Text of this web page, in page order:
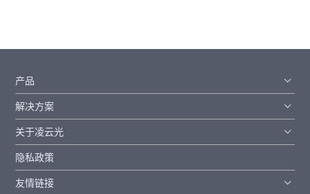
产品
解决方案
关于凌云光
隐私政策
友情链接